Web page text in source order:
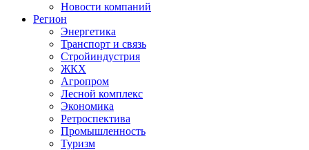
Новости компаний
Регион
Энергетика
Транспорт и связь
Стройиндустрия
ЖКХ
Агропром
Лесной комплекс
Экономика
Ретроспектива
Промышленность
Туризм